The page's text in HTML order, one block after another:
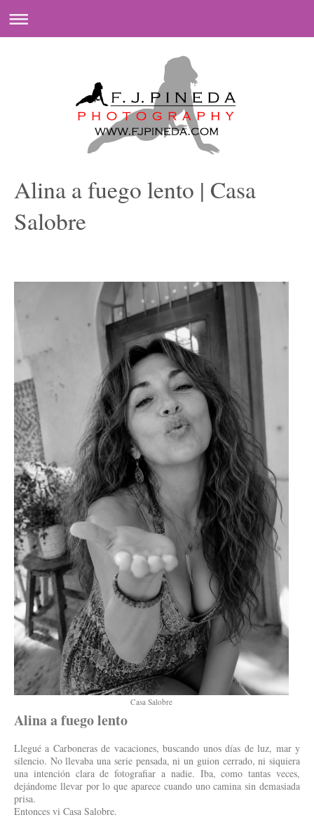
Alina a fuego lento | Casa
Salobre
Casa Salobre
Alina a fuego lento
Llegué a Carboneras de vacaciones, buscando unos días de luz, mar y
silencio. No llevaba una serie pensada, ni un guion cerrado, ni siquiera
una intención clara de fotografiar a nadie. Iba, como tantas veces,
dejándome llevar por lo que aparece cuando uno camina sin demasiada
prisa.
Entonces vi Casa Salobre.